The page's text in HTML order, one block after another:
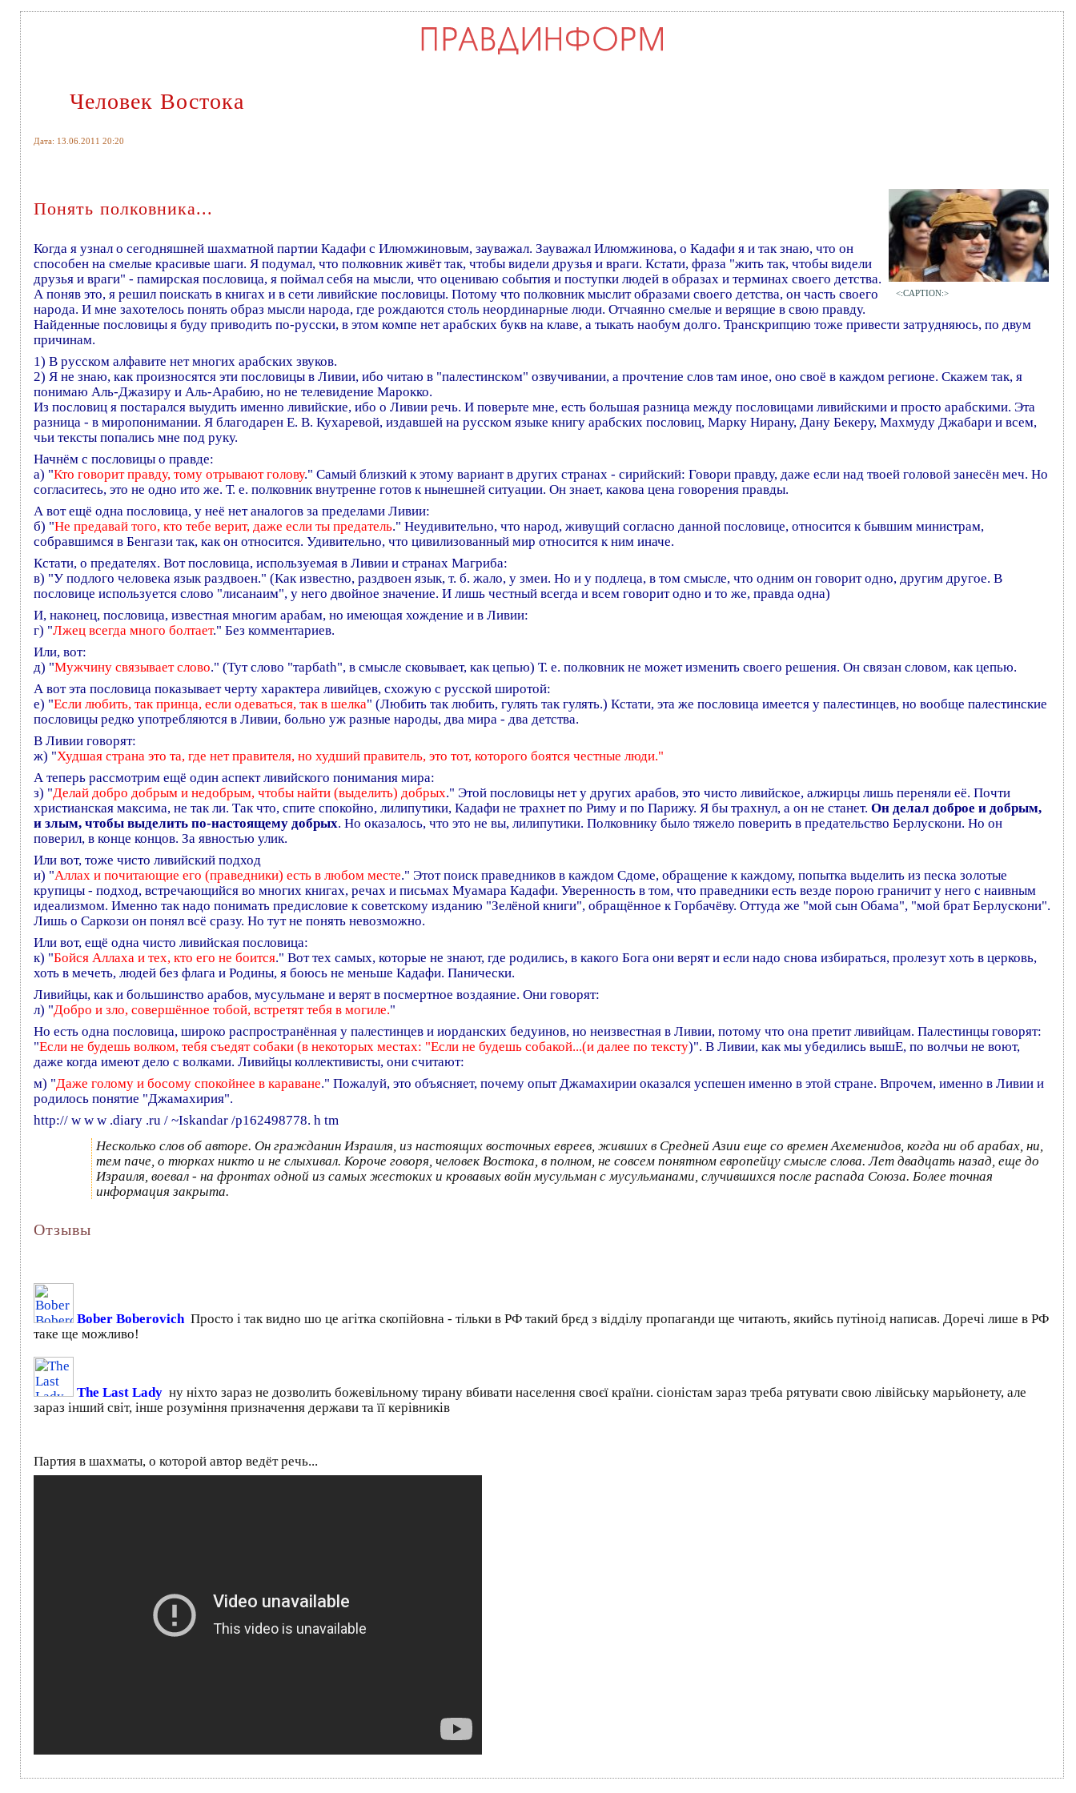
Человек Востока
Дата: 13.06.2011 20:20
<:CAPTION:>
Понять полковника...
Когда я узнал о сегодняшней шахматной партии Кадафи с Илюмжиновым, зауважал. Зауважал Илюмжинова, о Кадафи я и так знаю, что он
способен на смелые красивые шаги. Я подумал, что полковник живёт так, чтобы видели друзья и враги. Кстати, фраза "жить так, чтобы видели
друзья и враги" - памирская пословица, я поймал себя на мысли, что оцениваю события и поступки людей в образах и терминах своего детства.
А поняв это, я решил поискать в книгах и в сети ливийские пословицы. Потому что полковник мыслит образами своего детства, он часть своего
народа. И мне захотелось понять образ мысли народа, где рождаются столь неординарные люди. Отчаянно смелые и верящие в свою правду.
Найденные пословицы я буду приводить по-русски, в этом компе нет арабских букв на клаве, а тыкать наобум долго. Транскрипцию тоже привести затрудняюсь, по двум
причинам.
1) В русском алфавите нет многих арабских звуков.
2) Я не знаю, как произносятся эти пословицы в Ливии, ибо читаю в "палестинском" озвучивании, а прочтение слов там иное, оно своё в каждом регионе. Скажем так, я
понимаю Аль-Джазиру и Аль-Арабию, но не телевидение Марокко.
Из пословиц я постарался выудить именно ливийские, ибо о Ливии речь. И поверьте мне, есть большая разница между пословицами ливийскими и просто арабскими. Эта
разница - в миропонимании. Я благодарен Е. В. Кухаревой, издавшей на русском языке книгу арабских пословиц, Марку Нирану, Дану Бекеру, Махмуду Джабари и всем,
чьи тексты попались мне под руку.
Начнём с пословицы о правде:
а) "Кто говорит правду, тому отрывают голову." Самый близкий к этому вариант в других странах - сирийский: Говори правду, даже если над твоей головой занесён меч. Но
согласитесь, это не одно ито же. Т. е. полковник внутренне готов к нынешней ситуации. Он знает, какова цена говорения правды.
А вот ещё одна пословица, у неё нет аналогов за пределами Ливии:
б) "Не предавай того, кто тебе верит, даже если ты предатель." Неудивительно, что народ, живущий согласно данной пословице, относится к бывшим министрам,
собравшимся в Бенгази так, как он относится. Удивительно, что цивилизованный мир относится к ним иначе.
Кстати, о предателях. Вот пословица, используемая в Ливии и странах Магриба:
в) "У подлого человека язык раздвоен." (Как известно, раздвоен язык, т. б. жало, у змеи. Но и у подлеца, в том смысле, что одним он говорит одно, другим другое. В
пословице используется слово "лисанаим", у него двойное значение. И лишь честный всегда и всем говорит одно и то же, правда одна)
И, наконец, пословица, известная многим арабам, но имеющая хождение и в Ливии:
г) "Лжец всегда много болтает." Без комментариев.
Или, вот:
д) "Мужчину связывает слово." (Тут слово "тарбаth", в смысле сковывает, как цепью) Т. е. полковник не может изменить своего решения. Он связан словом, как цепью.
А вот эта пословица показывает черту характера ливийцев, схожую с русской широтой:
е) "Если любить, так принца, если одеваться, так в шелка" (Любить так любить, гулять так гулять.) Кстати, эта же пословица имеется у палестинцев, но вообще палестинские
пословицы редко употребляются в Ливии, больно уж разные народы, два мира - два детства.
В Ливии говорят:
ж) "Худшая страна это та, где нет правителя, но худший правитель, это тот, которого боятся честные люди."
А теперь рассмотрим ещё один аспект ливийского понимания мира:
з) "Делай добро добрым и недобрым, чтобы найти (выделить) добрых." Этой пословицы нет у других арабов, это чисто ливийское, алжирцы лишь переняли её. Почти
христианская максима, не так ли. Так что, спите спокойно, лилипутики, Кадафи не трахнет по Риму и по Парижу. Я бы трахнул, а он не станет. Он делал доброе и добрым,
и злым, чтобы выделить по-настоящему добрых. Но оказалось, что это не вы, лилипутики. Полковнику было тяжело поверить в предательство Берлускони. Но он
поверил, в конце концов. За явностью улик.
Или вот, тоже чисто ливийский подход
и) "Аллах и почитающие его (праведники) есть в любом месте." Этот поиск праведников в каждом Сдоме, обращение к каждому, попытка выделить из песка золотые
крупицы - подход, встречающийся во многих книгах, речах и письмах Муамара Кадафи. Уверенность в том, что праведники есть везде порою граничит у него с наивным
идеализмом. Именно так надо понимать предисловие к советскому изданию "Зелёной книги", обращённое к Горбачёву. Оттуда же "мой сын Обама", "мой брат Берлускони".
Лишь о Саркози он понял всё сразу. Но тут не понять невозможно.
Или вот, ещё одна чисто ливийская пословица:
к) "Бойся Аллаха и тех, кто его не боится." Вот тех самых, которые не знают, где родились, в какого Бога они верят и если надо снова избираться, пролезут хоть в церковь,
хоть в мечеть, людей без флага и Родины, я боюсь не меньше Кадафи. Панически.
Ливийцы, как и большинство арабов, мусульмане и верят в посмертное воздаяние. Они говорят:
л) "Добро и зло, совершённое тобой, встретят тебя в могиле."
Но есть одна пословица, широко распространённая у палестинцев и иорданских бедуинов, но неизвестная в Ливии, потому что она претит ливийцам. Палестинцы говорят:
"Если не будешь волком, тебя съедят собаки (в некоторых местах: "Если не будешь собакой...(и далее по тексту)". В Ливии, как мы убедились вышЕ, по волчьи не воют,
даже когда имеют дело с волками. Ливийцы коллективисты, они считают:
м) "Даже голому и босому спокойнее в караване." Пожалуй, это объясняет, почему опыт Джамахирии оказался успешен именно в этой стране. Впрочем, именно в Ливии и
родилось понятие "Джамахирия".
http:// w w w .diary .ru / ~Iskandar /p162498778. h tm
Несколько слов об авторе. Он гражданин Израиля, из настоящих восточных евреев, живших в Средней Азии еще со времен Ахеменидов, когда ни об арабах, ни,
тем паче, о тюрках никто и не слыхивал. Короче говоря, человек Востока, в полном, не совсем понятном европейцу смысле слова. Лет двадцать назад, еще до
Израиля, воевал - на фронтах одной из самых жестоких и кровавых войн мусульман с мусульманами, случившихся после распада Союза. Более точная
информация закрыта.
Отзывы
Bober Boberovich Просто і так видно шо це агітка скопійовна - тільки в РФ такий брєд з відділу пропаганди ще читають, якийсь путiноiд написав. Доречі лише в РФ
таке ще можливо!
The Last Lady ну ніхто зараз не дозволить божевільному тирану вбивати населення своєї країни. ciонicтам зараз треба рятувати свою лiвiйську марьйонету, але
зараз інший світ, інше розуміння призначення держави та її керівників
Партия в шахматы, о которой автор ведёт речь...